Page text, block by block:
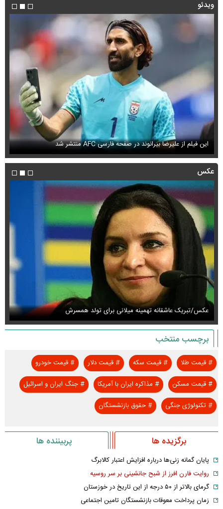
ویدئو
این فیلم از علیرضا بیرانوند در صفحه فارسی AFC منتشر شد
عکس
عکس/تبریک عاشقانه تهمینه میلانی برای تولد همسرش
برچسب منتخب
#قیمت طلا #قیمت سکه #قیمت دلار #قیمت خودرو
#قیمت مسکن # مذاکره ایران با آمریکا #جنگ ایران و اسرائیل
#تکنولوژی جنگی #حقوق بازنشستگان
برگزیده ها پربیننده ها
پایان گمانه زنی‌ها درباره افزایش اعتبار کالابرگ
روایت فارن افرز از شبح جانشینی بر سر روسیه
گرمای بالاتر از ۵۰ درجه از این تاریخ در خوزستان
زمان پرداخت معوقات بازنشستگان تامین اجتماعی